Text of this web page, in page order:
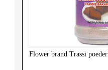
Flower brand Trassi poeder